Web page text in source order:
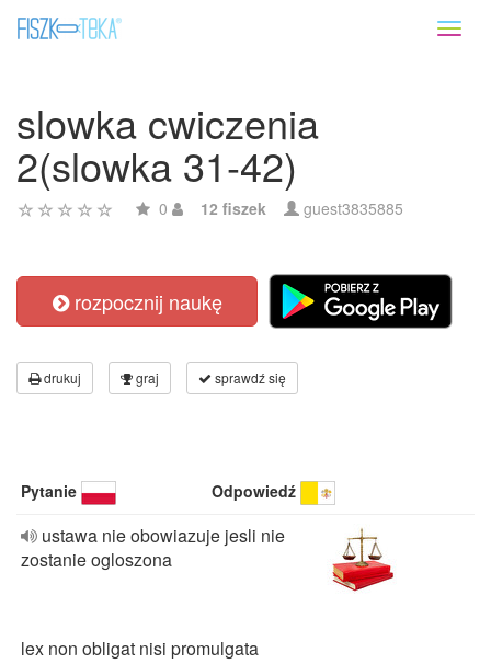
slowka cwiczenia
2(slowka 31-42)
0 12 fiszek guest3835885
rozpocznij naukę
drukuj graj sprawdź się
Pytanie Odpowiedź
ustawa nie obowiazuje jesli nie
zostanie ogloszona
lex non obligat nisi promulgata